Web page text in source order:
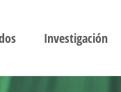
Investigación